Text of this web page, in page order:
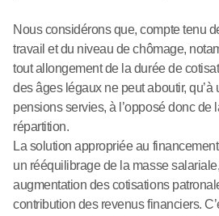
Nous considérons que, compte tenu
travail et du niveau de chômage,
tout allongement de la durée de
des âges légaux ne peut aboutir, qu’à
pensions servies, à l’opposé donc de
répartition.
La solution appropriée au
un rééquilibrage de la masse
augmentation des cotisations
contribution des revenus financiers.